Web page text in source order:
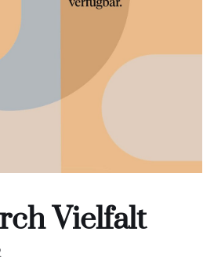
Vielfalt